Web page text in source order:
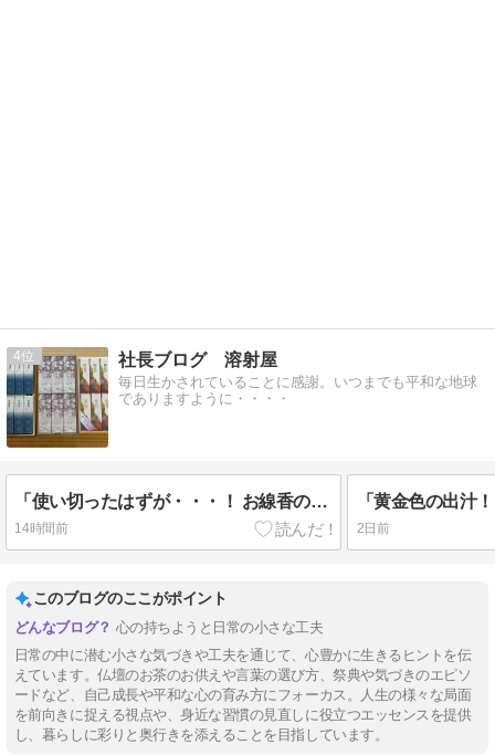
4 社長ブログ 溶射屋
毎日生かされていることに感謝。いつまでも平和な地球
でありますように・・・・
「使い切ったはずが・・・！ お線香の在庫がまだありました！」（笑）
14時間前 2日前
このブログのここがポイント
心の持ちようと日常の小さな工夫
日常の中に潜む小さな気づきや工夫を通じて、心豊かに生きるヒントを伝
えています。仏壇のお茶のお供えや言葉の選び方、祭典や気づきのエピソ
ードなど、自己成長や平和な心の育み方にフォーカス。人生の様々な局面
を前向きに捉える視点や、身近な習慣の見直しに役立つエッセンスを提供
し、暮らしに彩りと奥行きを添えることを目指しています。